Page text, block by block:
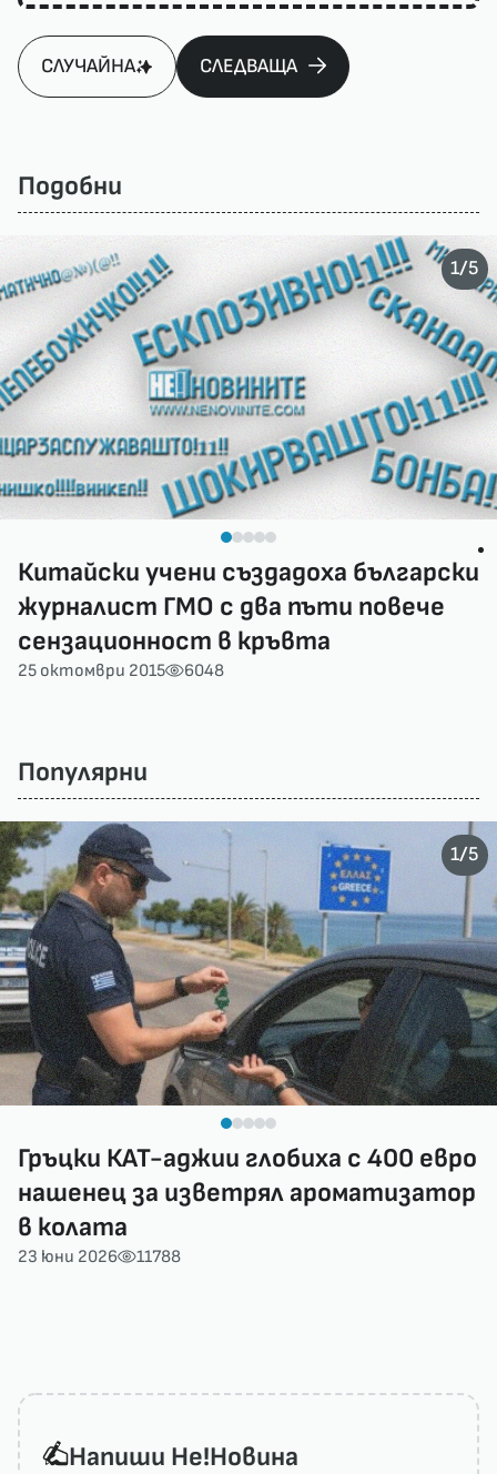
СЛУЧАЙНА СЛЕДВАЩА
Подобни
Китайски учени създадоха български
журналист ГМО с два пъти повече
сензационност в кръвта
25 октомври 2015 6048
1/5
Популярни
Гръцки КАТ-аджии глобиха с 400 евро
нашенец за изветрял ароматизатор
в колата
23 юни 2026 11788
1/5
Напиши He!Новина